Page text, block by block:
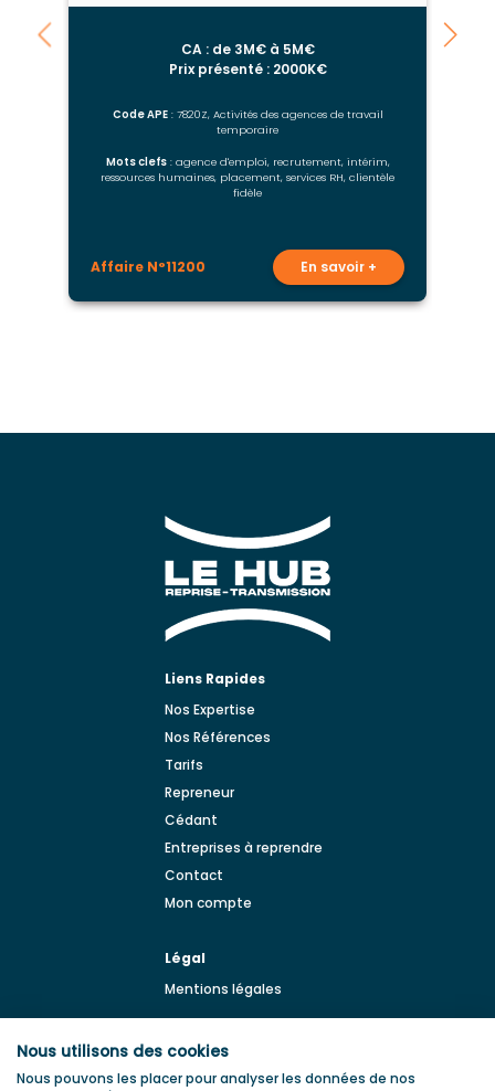
CA : de 3M€ à 5M€
Prix présenté : 2000K€
Code APE: 7820Z, Activités des agences de travail
temporaire
Mots clefs: agence d'emploi, recrutement, intérim,
ressources humaines, placement, services RH, clientèle
fidèle
Affaire N°11200 En savoir +
Liens Rapides
Nos Expertise
Nos Références
Tarifs
Repreneur
Cédant
Entreprises à reprendre
Contact
Mon compte
Légal
Mentions légales
d'entreprise
Nous utilisons des cookies
Nous pouvons les placer pour analyser les données de nos